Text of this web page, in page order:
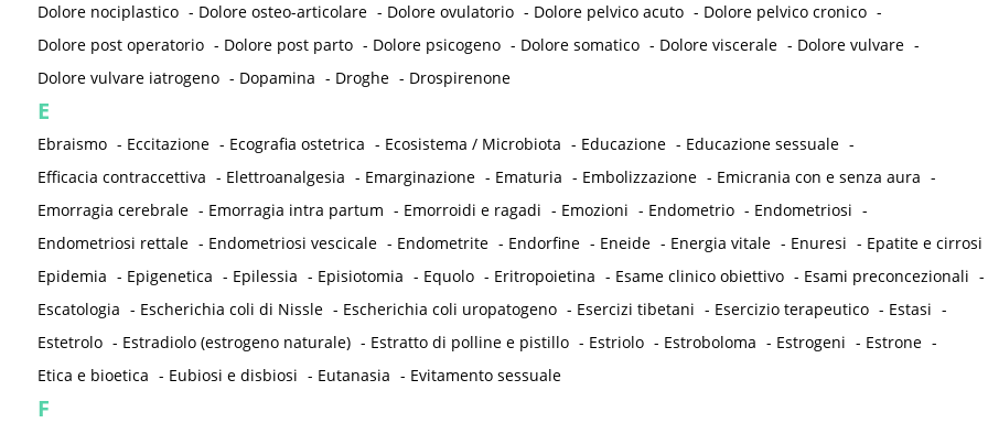
Dolore nociplastico - Dolore osteo-articolare - Dolore ovulatorio - Dolore pelvico acuto - Dolore pelvico cronico -
Dolore post operatorio - Dolore post parto - Dolore psicogeno - Dolore somatico - Dolore viscerale - Dolore vulvare -
Dolore vulvare iatrogeno - Dopamina - Droghe - Drospirenone
E
Ebraismo - Eccitazione - Ecografia ostetrica - Ecosistema / Microbiota - Educazione - Educazione sessuale -
Efficacia contraccettiva - Elettroanalgesia - Emarginazione - Ematuria - Embolizzazione - Emicrania con e senza aura -
Emorragia cerebrale - Emorragia intra partum - Emorroidi e ragadi - Emozioni - Endometrio - Endometriosi -
Endometriosi rettale - Endometriosi vescicale - Endometrite - Endorfine - Eneide - Energia vitale - Enuresi - Epatite e cirrosi
Epidemia - Epigenetica - Epilessia - Episiotomia - Equolo - Eritropoietina - Esame clinico obiettivo - Esami preconcezionali -
Escatologia - Escherichia coli di Nissle - Escherichia coli uropatogeno - Esercizi tibetani - Esercizio terapeutico - Estasi -
Estetrolo - Estradiolo (estrogeno naturale) - Estratto di polline e pistillo - Estriolo - Estroboloma - Estrogeni - Estrone -
Etica e bioetica - Eubiosi e disbiosi - Eutanasia - Evitamento sessuale
F